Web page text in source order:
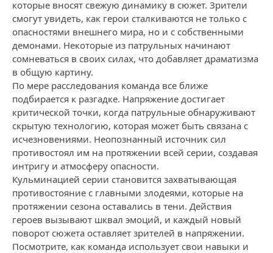
которые вносят свежую динамику в сюжет. Зрители
смогут увидеть, как герои сталкиваются не только с
опасностями внешнего мира, но и с собственными
демонами. Некоторые из патрульных начинают
сомневаться в своих силах, что добавляет драматизма
в общую картину.
По мере расследования команда все ближе
подбирается к разгадке. Напряжение достигает
критической точки, когда патрульные обнаруживают
скрытую технологию, которая может быть связана с
исчезновениями. Неопознанный источник сил
противостоял им на протяжении всей серии, создавая
интригу и атмосферу опасности.
Кульминацией серии становится захватывающая
противостояние с главными злодеями, которые на
протяжении сезона оставались в тени. Действия
героев вызывают шквал эмоций, и каждый новый
поворот сюжета оставляет зрителей в напряжении.
Посмотрите, как команда использует свои навыки и